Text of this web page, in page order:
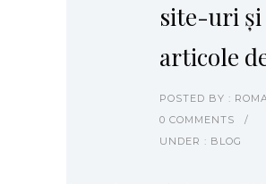
site-uri și
articole
POSTED BY :
0 COMMENTS
/
UNDER : BLOG